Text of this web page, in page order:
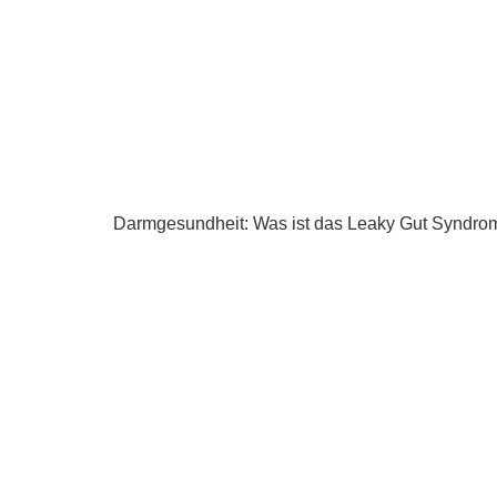
Darmgesundheit: Was ist das Leaky Gut